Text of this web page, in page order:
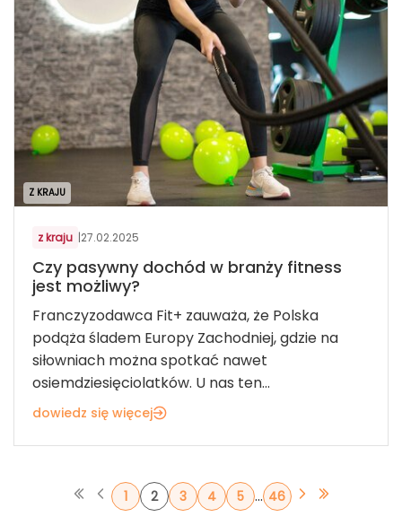
Z KRAJU
z kraju |27.02.2025
Czy pasywny dochód w branży fitness
jest możliwy?
Franczyzodawca Fit+ zauważa, że Polska
podąża śladem Europy Zachodniej, gdzie na
siłowniach można spotkać nawet
osiemdziesięciolatków. U nas ten...
dowiedz się więcej
1 2 3 4 5 ... 46